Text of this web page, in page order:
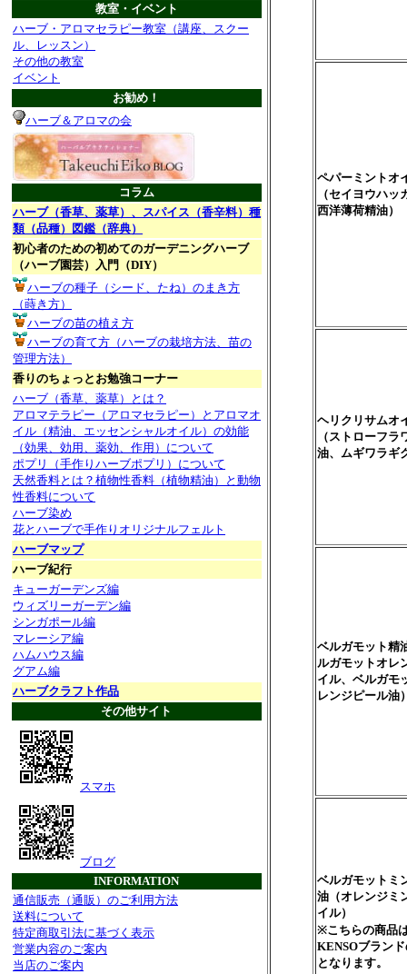
ペパーミントオ
（セイヨウハッ
西洋薄荷精油）
ヘリクリサムオ
（ストローフラ
油、ムギワラギ
ベルガモット精
ルガモットオレ
イル、ベルガモ
レンジピール油
ベルガモットミ
油（オレンジミ
イル）
※こちらの商品
KENSOブラン
となります。
教室・イベント
ハーブ・アロマセラピー教室（講座、スクー
ル、レッスン）
その他の教室
イベント
お勧め！
ハーブ＆アロマの会
コラム
ハーブ（香草、薬草）、スパイス（香辛料）種
類（品種）図鑑（辞典）
初心者のための初めてのガーデニングハーブ
（ハーブ園芸）入門（DIY）
ハーブの種子（シード、たね）のまき方
（蒔き方）
ハーブの苗の植え方
ハーブの育て方（ハーブの栽培方法、苗の
管理方法）
香りのちょっとお勉強コーナー
ハーブ（香草、薬草）とは？
アロマテラピー（アロマセラピー）とアロマオ
イル（精油、エッセンシャルオイル）の効能
（効果、効用、薬効、作用）について
ポプリ（手作りハーブポプリ）について
天然香料とは？植物性香料（植物精油）と動物
性香料について
ハーブ染め
花とハーブで手作りオリジナルフェルト
ハーブマップ
ハーブ紀行
キューガーデンズ編
ウィズリーガーデン編
シンガポール編
マレーシア編
ハムハウス編
グアム編
ハーブクラフト作品
その他サイト
スマホ
ブログ
INFORMATION
通信販売（通販）のご利用方法
送料について
特定商取引法に基づく表示
営業内容のご案内
当店のご案内